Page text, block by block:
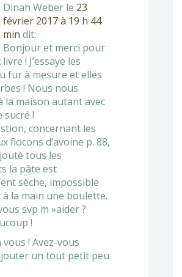
Dinah Weber le 23
février 2017 à 19 h 44
min dit:
Bonjour et merci pour
! J’essaye les
fur à mesure et elles
! Nous nous
la maison autant avec
sucré !
concernant les
flocons d’avoine p. 88,
tous les
la pâte est
sèche, impossible
la main une boulette.
svp m »aider ?
!
vous ! Avez-vous
un tout petit peu